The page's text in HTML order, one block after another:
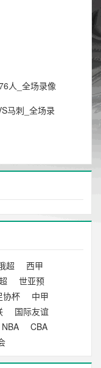
人_全场录像
马刺_全场录
超
西甲
世亚预
协杯
中甲
国际友谊
NBA
CBA